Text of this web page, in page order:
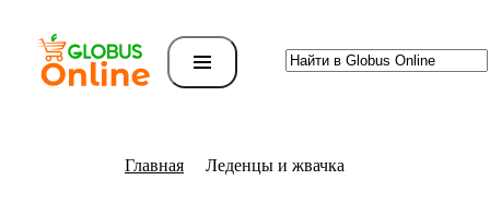
Главная Леденцы и жвачка